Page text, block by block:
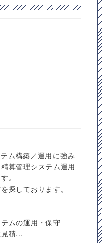
ム構築／運用に強み
算管理システム運用
。
探しております。
ムの運用・保守
積...